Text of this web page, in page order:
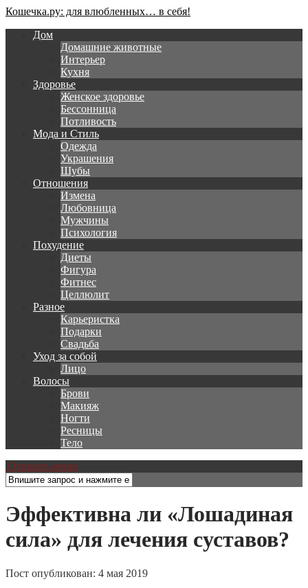
Кошечка.ру: для влюбленных… в себя!
Дом
Домашние животные
Интерьер
Кухня
Здоровье
Женское здоровье
Бессонница
Потливость
Мода и Стиль
Одежда
Украшения
Шубы
Отношения
Измена
Любовница
Мужчины
Психология
Похудение
Диеты
Фигура
Фитнес
Целлюлит
Разное
Карьеристка
Подарки
Свадьба
Уход за собой
Лицо
Волосы
Брови
Макияж
Ногти
Ресницы
Тело
Открыть меню
Эффективна ли «Лошадиная
сила» для лечения суставов?
Пост опубликован: 4 мая 2019